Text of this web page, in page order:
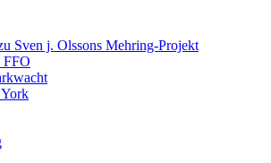
Sven j. Olssons Mehring-Projekt
FFO